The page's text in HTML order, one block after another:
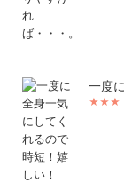
一度